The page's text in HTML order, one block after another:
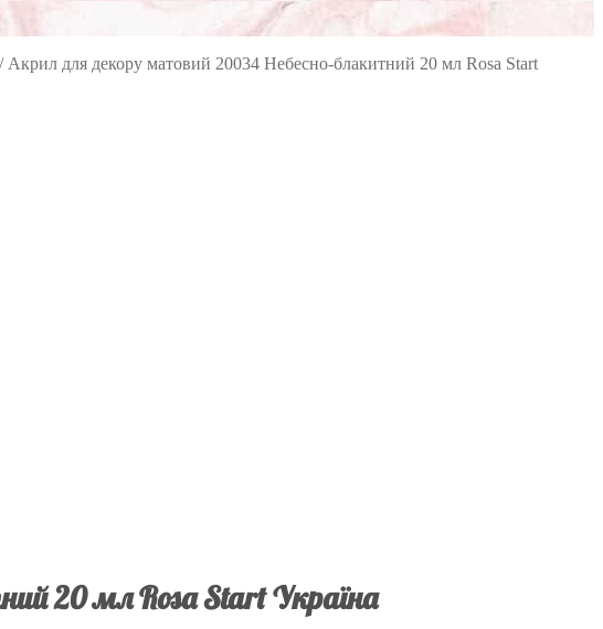
/ Акрил для декору матовий 20034 Небесно-блакитний 20 мл Rosa Start
20 мл Rosa Start Україна